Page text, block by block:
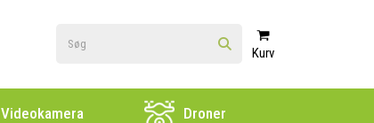
Kurv
Videokamera Droner